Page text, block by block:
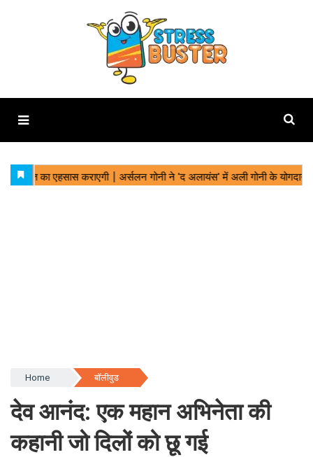
Home बॉलीवुड
देव आनंद: एक महान अभिनेता की
कहानी जो दिलों को छू गई